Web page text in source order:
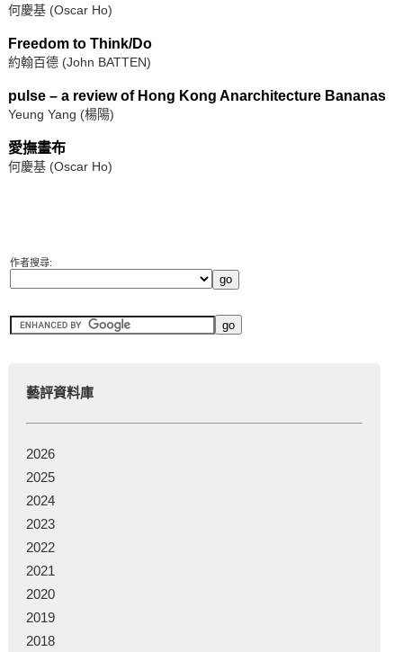
何慶基 (Oscar Ho)
Freedom to Think/Do
約翰百德 (John BATTEN)
pulse – a review of Hong Kong Anarchitecture Bananas
Yeung Yang (楊陽)
愛撫畫布
何慶基 (Oscar Ho)
作者搜尋:
藝評資料庫
2026
2025
2024
2023
2022
2021
2020
2019
2018